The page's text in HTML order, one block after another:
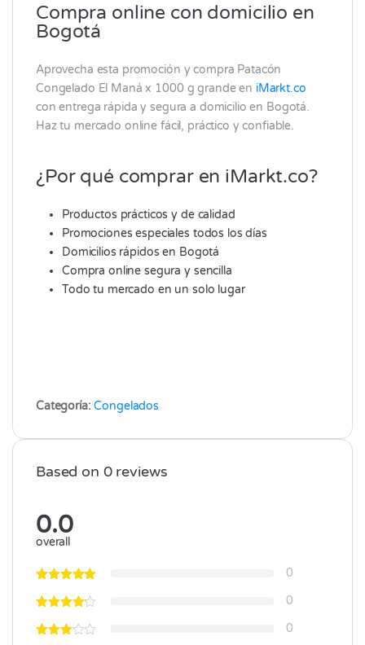
Compra online con domicilio en
Bogotá
Aprovecha esta promoción y compra Patacón
Congelado El Maná x 1000 g grande en iMarkt.co
con entrega rápida y segura a domicilio en Bogotá.
Haz tu mercado online fácil, práctico y confiable.
¿Por qué comprar en iMarkt.co?
Productos prácticos y de calidad
Promociones especiales todos los días
Domicilios rápidos en Bogotá
Compra online segura y sencilla
Todo tu mercado en un solo lugar
Categoría:Congelados
Based on 0 reviews
0.0
overall
0
0
0